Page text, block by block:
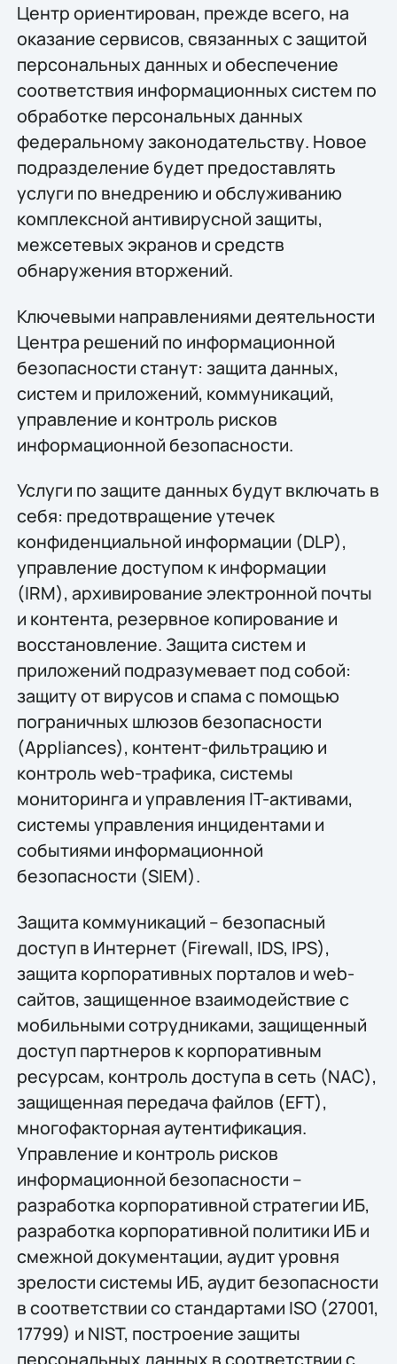
Центр ориентирован, прежде всего, на
оказание сервисов, связанных с защитой
персональных данных и обеспечение
соответствия информационных систем по
обработке персональных данных
федеральному законодательству. Новое
подразделение будет предоставлять
услуги по внедрению и обслуживанию
комплексной антивирусной защиты,
межсетевых экранов и средств
обнаружения вторжений.
Ключевыми направлениями деятельности
Центра решений по информационной
безопасности станут: защита данных,
систем и приложений, коммуникаций,
управление и контроль рисков
информационной безопасности.
Услуги по защите данных будут включать в
себя: предотвращение утечек
конфиденциальной информации (DLP),
управление доступом к информации
(IRM), архивирование электронной почты
и контента, резервное копирование и
восстановление. Защита систем и
приложений подразумевает под собой:
защиту от вирусов и спама с помощью
пограничных шлюзов безопасности
(Appliances), контент-фильтрацию и
контроль web-трафика, системы
мониторинга и управления IT-активами,
системы управления инцидентами и
событиями информационной
безопасности (SIEM).
Защита коммуникаций – безопасный
доступ в Интернет (Firewall, IDS, IPS),
защита корпоративных порталов и web-
сайтов, защищенное взаимодействие с
мобильными сотрудниками, защищенный
доступ партнеров к корпоративным
ресурсам, контроль доступа в сеть (NAC),
защищенная передача файлов (EFT),
многофакторная аутентификация.
Управление и контроль рисков
информационной безопасности –
разработка корпоративной стратегии ИБ,
разработка корпоративной политики ИБ и
смежной документации, аудит уровня
зрелости системы ИБ, аудит безопасности
в соответствии со стандартами ISO (27001,
17799) и NIST, построение защиты
персональных данных в соответствии с